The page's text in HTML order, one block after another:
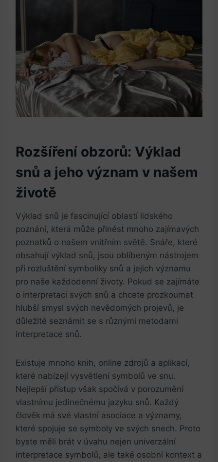
Rozšíření obzorů: Výklad
snů a jeho ‍význam v našem
životě
Výklad snů je fascinující oblastí lidského
poznání, která může přinést mnoho⁢ zajímavých ​
poznatků ⁢o našem vnitřním světě. Snáře, které
obsahují výklad snů, jsou oblíbeným nástrojem‍
při rozluštění symboliky snů a jejich ​významu
pro ‌naše každodenní životy. Pokud se zajímáte
o interpretaci svých ⁤snů a chcete ‌prozkoumat
hlubší smysl svých nevědomých⁤ projevů, je
důležité seznámit se s různými ⁣metodami
interpretace snů.
Existuje mnoho knih, online ⁤zdrojů a aplikací,
které nabízejí vysvětlení symbolů ve snu.
Nejlepší přístup však spočívá v porozumění
‍vlastnímu jedinečnému jazyku snů. Každý
člověk má‌ své vlastní asociace a významy,
které spojuje se symboly ‍ve svých⁢ snech. Proto
byste měli brát⁤ v úvahu nejen univerzální
interpretace symbolů, ale také osobní kontext a